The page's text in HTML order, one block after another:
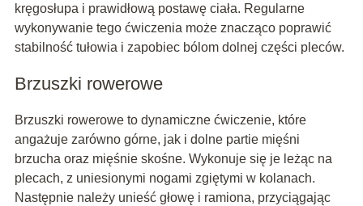
kręgosłupa i prawidłową postawę ciała. Regularne
wykonywanie tego ćwiczenia może znacząco poprawić
stabilność tułowia i zapobiec bólom dolnej części pleców.
Brzuszki rowerowe
Brzuszki rowerowe to dynamiczne ćwiczenie, które
angażuje zarówno górne, jak i dolne partie mięśni
brzucha oraz mięśnie skośne. Wykonuje się je leżąc na
plecach, z uniesionymi nogami zgiętymi w kolanach.
Następnie należy unieść głowę i ramiona, przyciągając